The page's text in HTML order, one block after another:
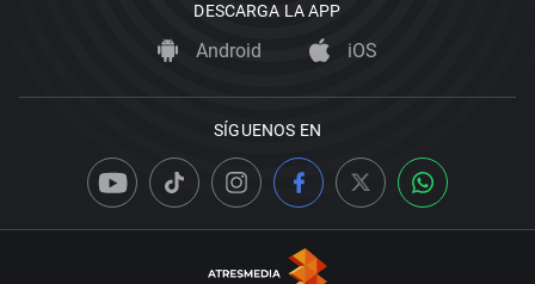
DESCARGA LA APP
Android iOS
SÍGUENOS EN